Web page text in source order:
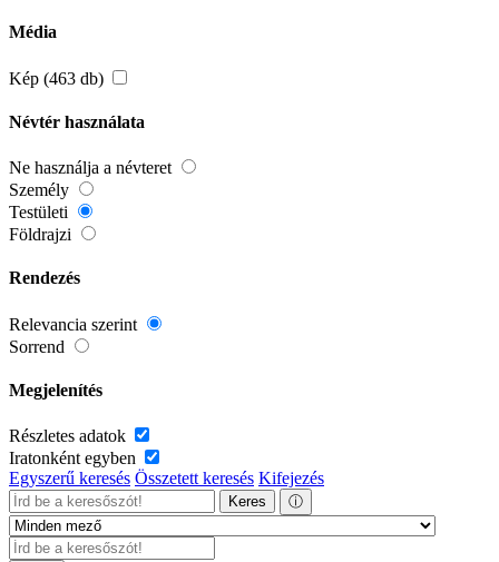
Média
Kép (463 db)
Névtér használata
Ne használja a névteret
Személy
Testületi
Földrajzi
Rendezés
Relevancia szerint
Sorrend
Megjelenítés
Részletes adatok
Iratonként egyben
Egyszerű keresés Összetett keresés Kifejezés
Keres ⓘ